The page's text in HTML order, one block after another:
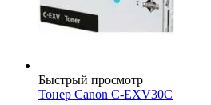
Быстрый просмотр
Тонер Canon C-EXV30C